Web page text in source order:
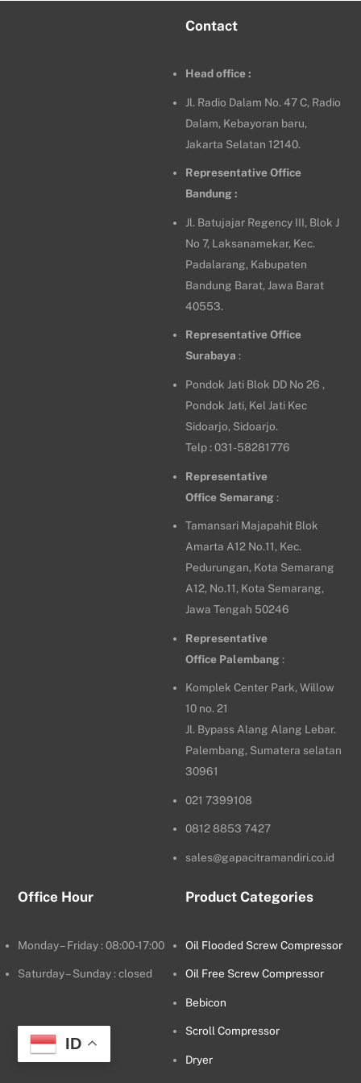
Contact
Head office :
Jl. Radio Dalam No. 47 C, Radio
Dalam, Kebayoran baru,
Jakarta Selatan 12140.
Representative Office
Bandung :
Jl. Batujajar Regency III, Blok J
No 7, Laksanamekar, Kec.
Padalarang, Kabupaten
Bandung Barat, Jawa Barat
40553.
Representative Office
Surabaya :
Pondok Jati Blok DD No 26 ,
Pondok Jati, Kel Jati Kec
Sidoarjo, Sidoarjo.
Telp : 031-58281776
Representative
Office Semarang :
Tamansari Majapahit Blok
Amarta A12 No.11, Kec.
Pedurungan, Kota Semarang
A12, No.11, Kota Semarang,
Jawa Tengah 50246
Representative
Office Palembang :
Komplek Center Park, Willow
10 no. 21
Jl. Bypass Alang Alang Lebar.
Palembang, Sumatera selatan
30961
021 7399108
0812 8853 7427
sales@gapacitramandiri.co.id
Office Hour
Monday – Friday : 08:00-17:00
Saturday – Sunday : closed
ID
Product Categories
Oil Flooded Screw Compressor
Oil Free Screw Compressor
Bebicon
Scroll Compressor
Dryer